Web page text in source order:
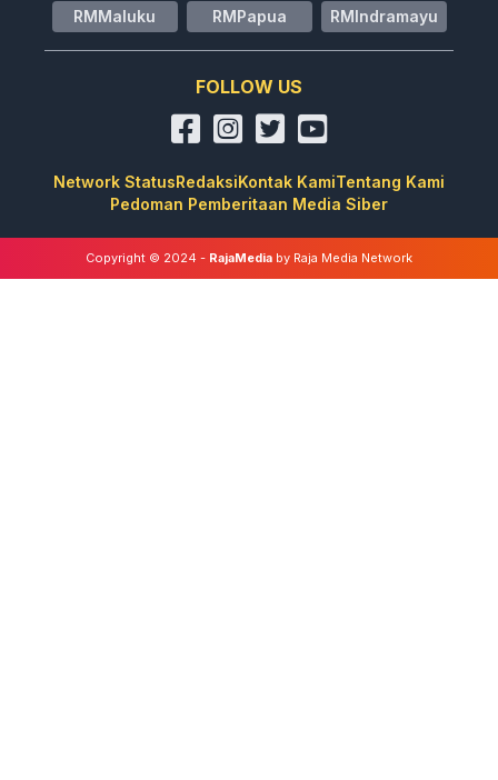
RMMaluku RMPapua RMIndramayu
FOLLOW US
Network StatusRedaksiKontak KamiTentang Kami
Pedoman Pemberitaan Media Siber
Copyright © 2024 - RajaMedia by Raja Media Network